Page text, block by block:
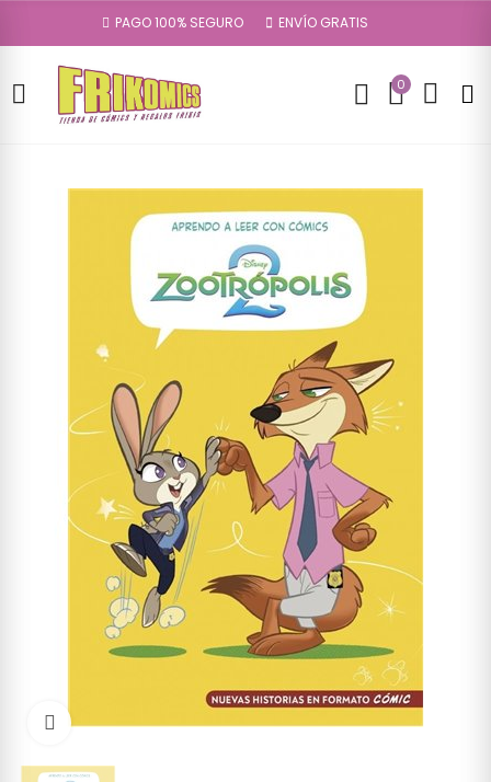
PAGO 100% SEGURO ENVÍO GRATIS
0
Click to enlarge